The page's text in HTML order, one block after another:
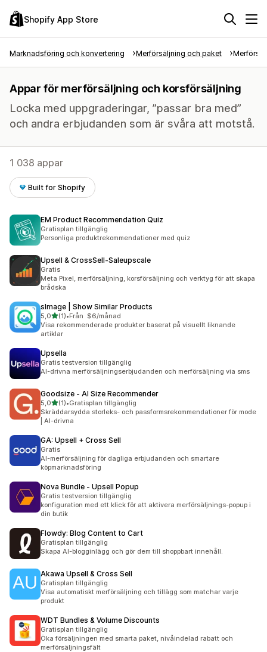
Shopify App Store
Marknadsföring och konvertering Merförsäljning och paket
Appar för merförsäljning och korsförsäljning
Locka med uppgraderingar, ”passar bra med”
och andra erbjudanden som är svåra att motstå.
1 038 appar
Built for Shopify
EM Product Recommendation Quiz
Gratisplan tillgänglig
Personliga produktrekommendationer med quiz
Upsell & CrossSell‑Saleupscale
Gratis
Meta Pixel, merförsäljning, korsförsäljning och verktyg för att skapa
brådska
sImage | Show Similar Products
5,0av 5 stjärnor
(1)
1 recensioner totalt
•Från $6/månad
Visa rekommenderade produkter baserat på visuellt liknande
artiklar
Upsella
Gratis testversion tillgänglig
AI-drivna merförsäljningserbjudanden och merförsäljning via sms
Goodsize ‑ AI Size Recommender
5,0av 5 stjärnor
(1)
1 recensioner totalt
•Gratisplan tillgänglig
Skräddarsydda storleks- och passformsrekommendationer för mode
| AI-drivna
GA: Upsell + Cross Sell
Gratis
AI-merförsäljning för dagliga erbjudanden och smartare
köpmarknadsföring
Nova Bundle ‑ Upsell Popup
Gratis testversion tillgänglig
konfiguration med ett klick för att aktivera merförsäljnings-popup i
din butik
Flowdy: Blog Content to Cart
Gratisplan tillgänglig
Skapa AI-blogginlägg och gör dem till shoppbart innehåll.
Akawa Upsell & Cross Sell
Gratisplan tillgänglig
Visa automatiskt merförsäljning och tillägg som matchar varje
produkt
WDT Bundles & Volume Discounts
Gratisplan tillgänglig
Öka försäljningen med smarta paket, nivåindelad rabatt och
merförsäljningsfält